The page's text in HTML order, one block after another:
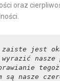
oraz
zaiste jest
nasze
są nasze